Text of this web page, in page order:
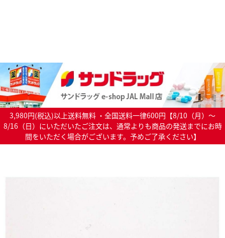
3,980円(税込)以上送料無料 ・全国送料一律600円【8/10（月）～
8/16（日）にいただいたご注文は、通常よりも商品の発送までにお時
間をいただく場合がございます。予めご了承ください】